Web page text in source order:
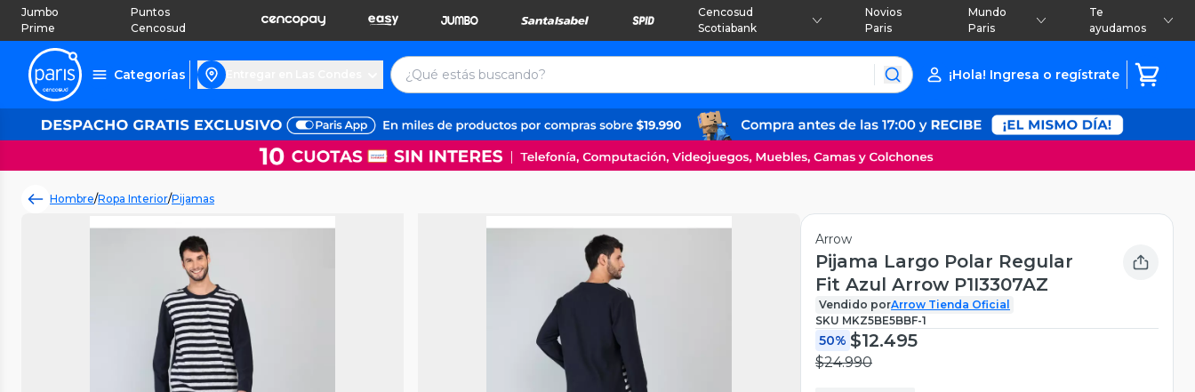
Jumbo
Prime
Puntos
Cencosud
Cencosud
Scotiabank
Novios
Paris
Mundo
Paris
Te
ayudamos
Categorías ¡Hola! Ingresa o regístrate
Hombre/Ropa Interior/Pijamas
Arrow
Pijama Largo Polar Regular
Fit Azul Arrow P1I3307AZ
Vendido porArrow Tienda Oficial
SKU MKZ5BE5BBF-1
50% $12.495
$24.990